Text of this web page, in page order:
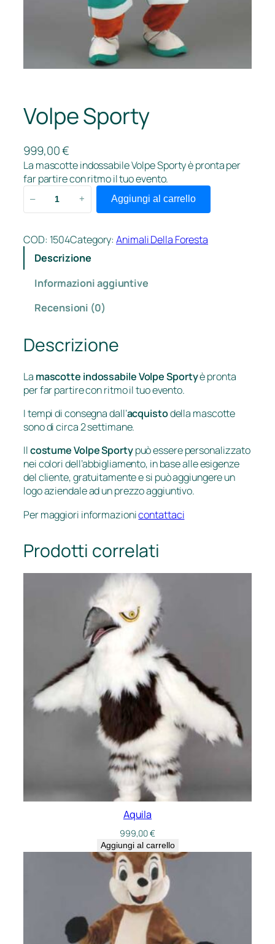
Volpe Sporty
999,00€
La mascotte indossabile Volpe Sporty è pronta per
far partire con ritmo il tuo evento.
p
e
S
y
q
u
a
n
t
i
t
à
– + Aggiungi al carrello
COD: 1504Category:Animali Della Foresta
Descrizione
Informazioni aggiuntive
Recensioni (0)
Descrizione
La mascotte indossabile Volpe Sportyè pronta
per far partire con ritmo il tuo evento.
I tempi di consegna dall’acquistodella mascotte
sono di circa 2 settimane.
Ilcostume Volpe Sportypuò essere personalizzato
nei colori dell’abbigliamento, in base alle esigenze
del cliente, gratuitamente e si può aggiungere un
logo aziendale ad un prezzo aggiuntivo.
Per maggiori informazionicontattaci
Prodotti correlati
Aquila
999,00€
Aggiungi al carrello